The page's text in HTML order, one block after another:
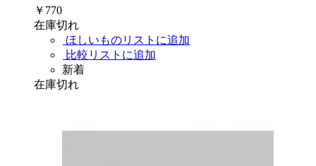
￥770
在庫切れ
ほしいものリストに追加
比較リストに追加
新着
在庫切れ